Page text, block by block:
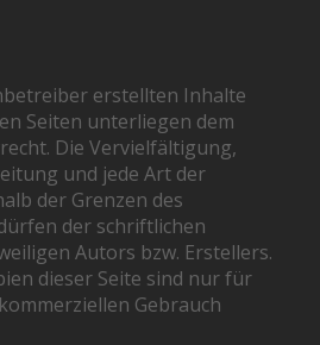
erstellten Inhalte
Seiten unterliegen dem
Die Vervielfältigung,
und jede Art der
der Grenzen des
der schriftlichen
Autors bzw. Erstellers.
dieser Seite sind nur für
Gebrauch